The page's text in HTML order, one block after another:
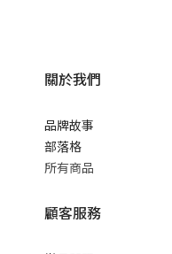
關於我們
品牌故事
部落格
所有商品
顧客服務